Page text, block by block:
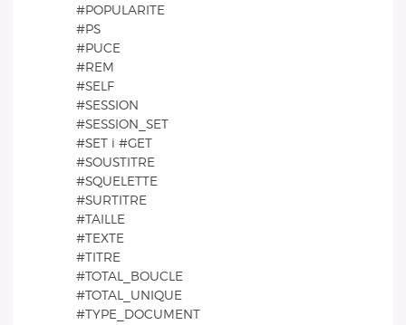
#POPULARITE
#PS
#PUCE
#REM
#SELF
#SESSION
#SESSION_SET
#SET i #GET
#SOUSTITRE
#SQUELETTE
#SURTITRE
#TAILLE
#TEXTE
#TITRE
#TOTAL_BOUCLE
#TOTAL_UNIQUE
#TYPE_DOCUMENT